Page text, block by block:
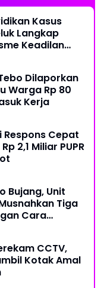
Kasus
Langkap
Keadilan
Dilaporkan
Warga Rp 80
Kerja
Respons Cepat
2,1 Miliar PUPR
Bujang, Unit
Tiga
Cara
CCTV,
Kotak Amal